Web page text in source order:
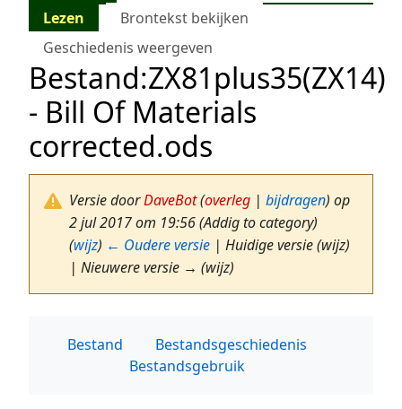
Lezen
Brontekst bekijken
Geschiedenis weergeven
Bestand:ZX81plus35(ZX14)
- Bill Of Materials
corrected.ods
Versie doorDaveBot(overleg | bijdragen) op
2 jul 2017 om 19:56(Addig to category)
(wijz) ← Oudere versie | Huidige versie (wijz)
| Nieuwere versie → (wijz)
Bestand
Bestandsgeschiedenis
Bestandsgebruik